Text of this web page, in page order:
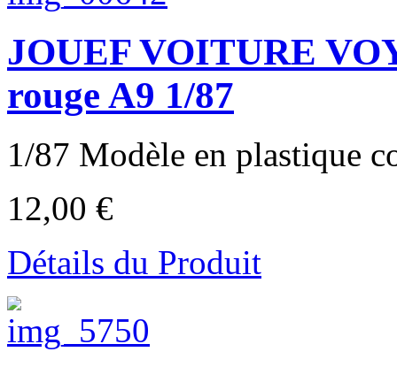
JOUEF VOITURE
rouge A9 1/87
1/87 Modèle en plastique
12,00 €
Détails du Produit